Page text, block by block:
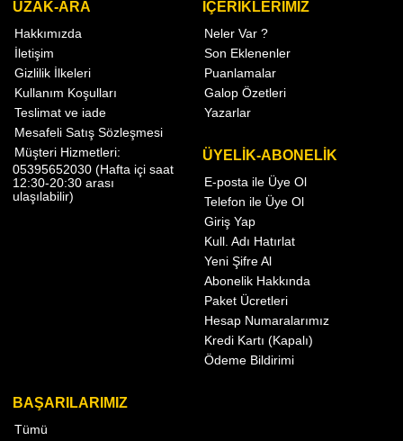
UZAK-ARA
Hakkımızda
İletişim
Gizlilik İlkeleri
Kullanım Koşulları
Teslimat ve iade
Mesafeli Satış Sözleşmesi
Müşteri Hizmetleri:
05395652030 (Hafta içi saat
12:30-20:30 arası
ulaşılabilir)
İÇERİKLERİMİZ
Neler Var ?
Son Eklenenler
Puanlamalar
Galop Özetleri
Yazarlar
ÜYELİK-ABONELİK
E-posta ile Üye Ol
Telefon ile Üye Ol
Giriş Yap
Kull. Adı Hatırlat
Yeni Şifre Al
Abonelik Hakkında
Paket Ücretleri
Hesap Numaralarımız
Kredi Kartı (Kapalı)
Ödeme Bildirimi
BAŞARILARIMIZ
Tümü